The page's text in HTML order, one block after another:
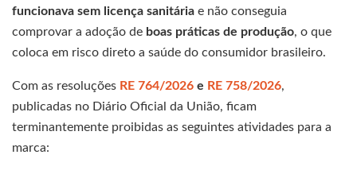
funcionava sem licença sanitária e não conseguia
comprovar a adoção de boas práticas de produção, o que
coloca em risco direto a saúde do consumidor brasileiro.
Com as resoluções RE 764/2026 e RE 758/2026,
publicadas no Diário Oficial da União, ficam
terminantemente proibidas as seguintes atividades para a
marca: